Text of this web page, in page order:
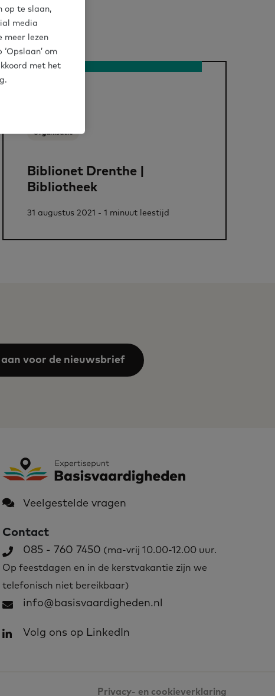
Organisatie
Biblionet Drenthe |
Bibliotheek
31 augustus 2021 - 1 minuut leestijd
aan voor de nieuwsbrief
Veelgestelde vragen
Contact
085 - 760 7450 (ma-vrij 10.00-12.00 uur.
Op feestdagen en in de kerstvakantie zijn we
telefonisch niet bereikbaar)
info@basisvaardigheden.nl
Volg ons op LinkedIn
Privacy- en cookieverklaring
op te slaan,
media
meer lezen
om
met het
.